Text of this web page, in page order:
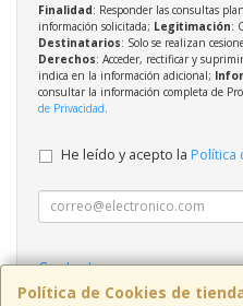
Política de Cookies de
Finalidad: Responder las consultas
información solicitada; Legitimación:
Destinatarios: Solo se realizan
Derechos: Acceder, rectificar y
indica en la información adicional;
consultar la información completa de
de Privacidad
He leído y acepto la Política
Contacto
Política Privacidad